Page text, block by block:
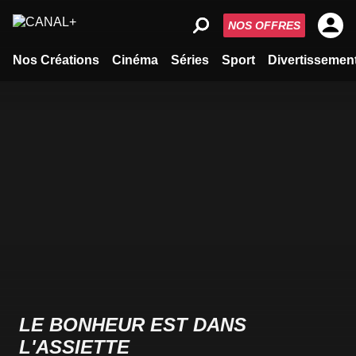
Nos Créations Cinéma Séries Sport
NOS OFFRES
LE BONHEUR EST DANS
L'ASSIETTE